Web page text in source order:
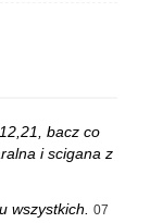
bacz co
i scigana z
wszystkich.
07